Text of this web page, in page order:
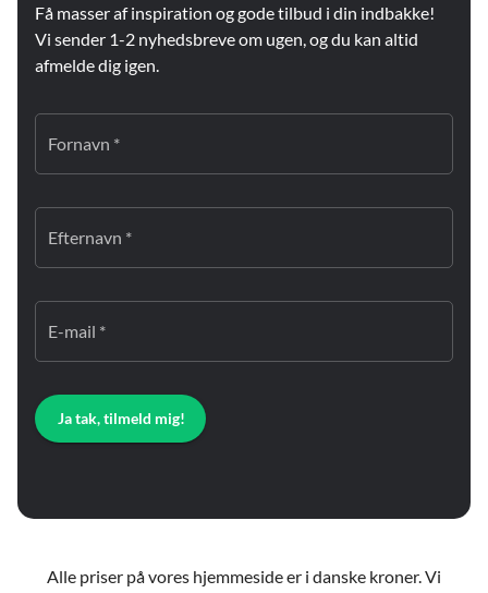
Få masser af inspiration og gode tilbud i din indbakke!
Vi sender 1-2 nyhedsbreve om ugen, og du kan altid
afmelde dig igen.
Fornavn *
Efternavn *
E-mail *
Ja tak, tilmeld mig!
Alle priser på vores hjemmeside er i danske kroner. Vi